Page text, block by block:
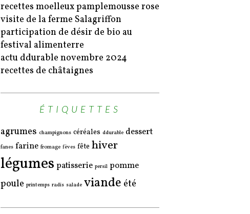
recettes moelleux pamplemousse rose
visite de la ferme Salagriffon
participation de désir de bio au
festival alimenterre
actu ddurable novembre 2024
recettes de châtaignes
ÉTIQUETTES
agrumes champignons céréales ddurable dessert
fanes farine fromage fèves fête hiver
légumes patisserie persil pomme
poule printemps radis salade viande été